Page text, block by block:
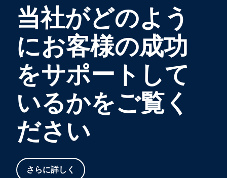
当社がどのよう
にお客様の成功
をサポートして
いるかをご覧く
ださい
さらに詳しく